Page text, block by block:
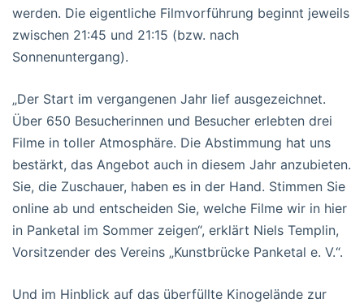
werden. Die eigentliche Filmvorführung beginnt jeweils
zwischen 21:45 und 21:15 (bzw. nach
Sonnenuntergang).
„Der Start im vergangenen Jahr lief ausgezeichnet.
Über 650 Besucherinnen und Besucher erlebten drei
Filme in toller Atmosphäre. Die Abstimmung hat uns
bestärkt, das Angebot auch in diesem Jahr anzubieten.
Sie, die Zuschauer, haben es in der Hand. Stimmen Sie
online ab und entscheiden Sie, welche Filme wir in hier
in Panketal im Sommer zeigen“, erklärt Niels Templin,
Vorsitzender des Vereins „Kunstbrücke Panketal e. V.“.
Und im Hinblick auf das überfüllte Kinogelände zur